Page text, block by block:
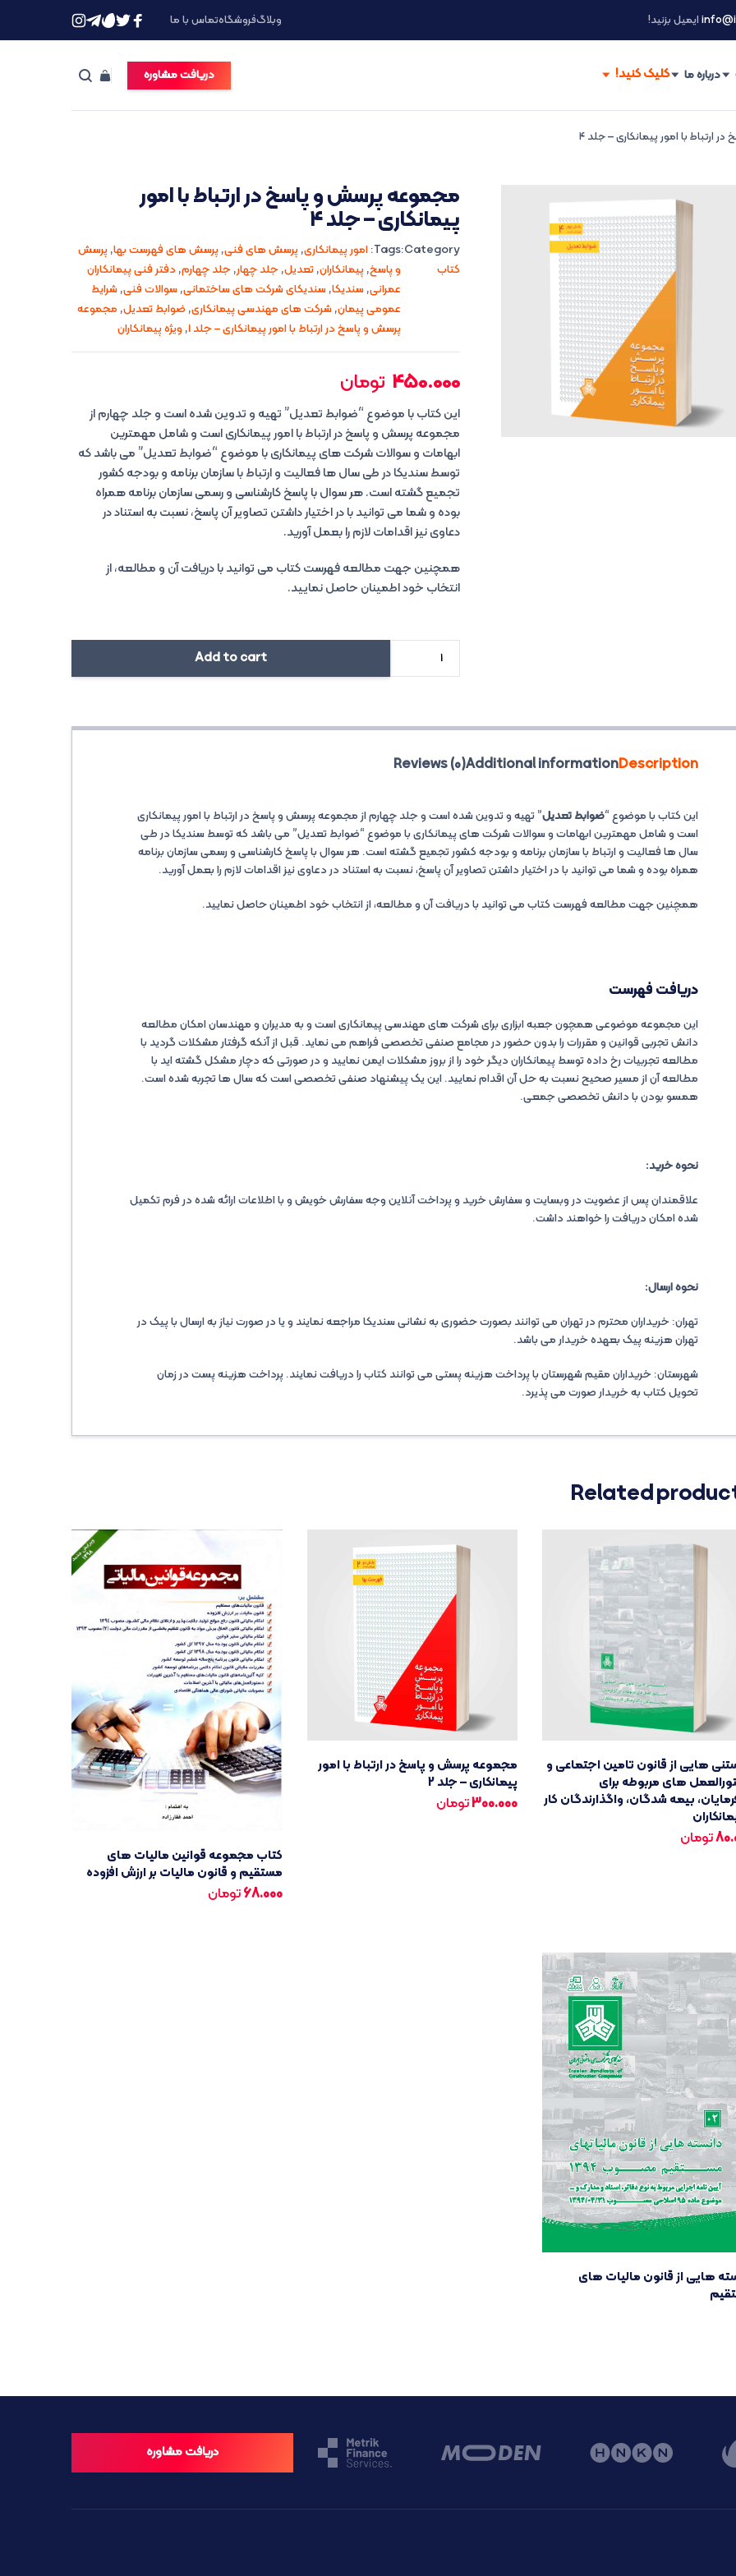
ایمیل بزنید! وبلاگفروشگاهتماس با ما
درباره ما دریافت مشاوره
با امور پیمانکاری – جلد ۴
مجموعه پرسش و پاسخ در ارتباط با امور
پیمانکاری – جلد ۴
450.000 تومان
این کتاب با موضوع “ضوابط تعدیل” تهیه و تدوین شده است و جلد چهارم از
مجموعه پرسش و پاسخ در ارتباط با امور پیمانکاری است و شامل مهمترین
ابهامات و سوالات شرکت های پیمانکاری با موضوع “ضوابط تعدیل” می باشد که
توسط سندیکا در طی سال ها فعالیت و ارتباط با سازمان برنامه و بودجه کشور
تجمیع گشته است. هر سوال با پاسخ کارشناسی و رسمی سازمان برنامه همراه
بوده و شما می توانید با در اختیار داشتن تصاویر آن پاسخ، نسبت به استناد در
دعاوی نیز اقدامات لازم را بعمل آورید.
همچنین جهت مطالعه فهرست کتاب می توانید با دریافت آن و مطالعه، از
انتخاب خود اطمینان حاصل نمایید.
مجموعه
پاسخ
ارتباط
پیمانکاری
–
جلد
quantity
Add to cart
Category:
کتاب
Tags: امور پیمانکاری,پرسش های فنی,پرسش های فهرست بها,پرسش
و پاسخ,پیمانکاران,تعدیل,جلد چهار,جلد چهارم, دفتر فنی پیمانکاران
عمرانی,سندیکا,سندیکای شرکت های ساختمانی,سوالات فنی,شرایط
عمومی پیمان,شرکت های مهندسی پیمانکاری, ضوابط تعدیل, مجموعه
پرسش و پاسخ در ارتباط با امور پیمانکاری – جلد 1 ,ویژه پیمانکاران
Description
Additional information
Reviews (0)
این کتاب با موضوع “ضوابط تعدیل” تهیه و تدوین شده است و جلد چهارم از مجموعه پرسش و پاسخ در ارتباط با امور پیمانکاری
است و شامل مهمترین ابهامات و سوالات شرکت های پیمانکاری با موضوع “ضوابط تعدیل” می باشد که توسط سندیکا در طی
سال ها فعالیت و ارتباط با سازمان برنامه و بودجه کشور تجمیع گشته است. هر سوال با پاسخ کارشناسی و رسمی سازمان برنامه
همراه بوده و شما می توانید با در اختیار داشتن تصاویر آن پاسخ، نسبت به استناد در دعاوی نیز اقدامات لازم را بعمل آورید.
همچنین جهت مطالعه فهرست کتاب می توانید با دریافت آن و مطالعه، از انتخاب خود اطمینان حاصل نمایید.
دریافت فهرست
این مجموعه موضوعی همچون جعبه ابزاری برای شرکت های مهندسی پیمانکاری است و به مدیران و مهندسان امکان مطالعه
دانش تجربی قوانین و مقررات را بدون حضور در مجامع صنفی تخصصی فراهم می نماید. قبل از آنکه گرفتار مشکلات گردید با
مطالعه تجربیات رخ داده توسط پیمانکاران دیگر خود را از بروز مشکلات ایمن نمایید و در صورتی که دچار مشکل گشته اید با
مطالعه آن از مسیر صحیح نسبت به حل آن اقدام نمایید. این یک پیشنهاد صنفی تخصصی است که سال ها تجربه شده است.
همسو بودن با دانش تخصصی جمعی.
نحوه خرید:
علاقمندان پس از عضویت در وبسایت و سفارش خرید و پرداخت آنلاین وجه سفارش خویش و با اطلاعات ارائه شده در فرم تکمیل
شده امکان دریافت را خواهند داشت.
نحوه ارسال:
تهران: خریداران محترم در تهران می توانند بصورت حضوری به نشانی سندیکا مراجعه نمایند و یا در صورت نیاز به ارسال با پیک در
تهران هزینه پیک بعهده خریدار می باشد.
شهرستان: خریداران مقیم شهرستان با پرداخت هزینه پستی می توانند کتاب را دریافت نمایند. پرداخت هزینه پست در زمان
تحویل کتاب به خریدار صورت می پذیرد.
Related
هایی از قانون تامین اجتماعی و
های مربوطه برای
بیمه شدگان، واگذارندگان کار
تومان
مجموعه پرسش و پاسخ در ارتباط با امور
پیمانکاری – جلد 2
300.000تومان
کتاب مجموعه قوانین مالیات های
مستقیم و قانون مالیات بر ارزش افزوده
68.000تومان
هایی از قانون مالیات های
دریافت مشاوره